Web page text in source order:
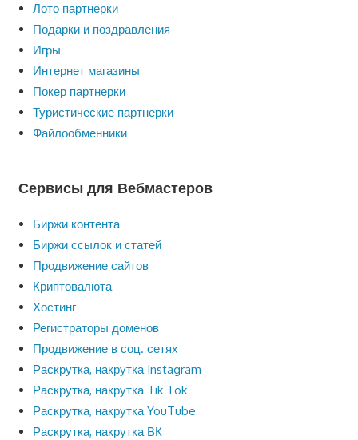
Лото партнерки
Подарки и поздравления
Игры
Интернет магазины
Покер партнерки
Туристические партнерки
Файлообменники
Сервисы для Вебмастеров
Биржи контента
Биржи ссылок и статей
Продвижение сайтов
Криптовалюта
Хостинг
Регистраторы доменов
Продвижение в соц. сетях
Раскрутка, накрутка Instagram
Раскрутка, накрутка Tik Tok
Раскрутка, накрутка YouTube
Раскрутка, накрутка ВК